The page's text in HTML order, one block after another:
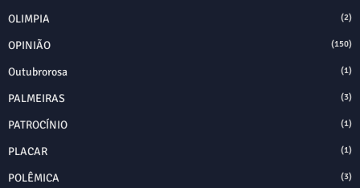
OLIMPIA (2)
OPINIÃO (150)
Outubrorosa (1)
PALMEIRAS (3)
PATROCÍNIO (1)
PLACAR (1)
POLÊMICA (3)